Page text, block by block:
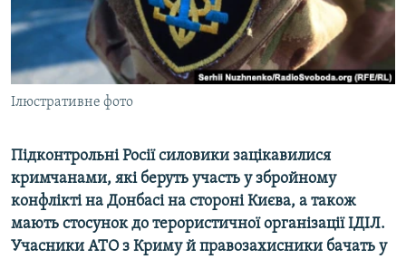
СВІДЧЕННЯ ОКУПАЦІЇ
УКРАЇНСЬКА ПРОБЛЕМА КРИМУ
ІНФОГРАФІКА
Qırımtatar
ДОЛУЧАЙСЯ!
Усі сайти RFE/RL
Ілюстративне фото
Підконтрольні Росії силовики зацікавилися
кримчанами, які беруть участь у збройному
конфлікті на Донбасі на стороні Києва, а також
мають стосунок до терористичної організації ІДІЛ.
Учасники АТО з Криму й правозахисники бачать у